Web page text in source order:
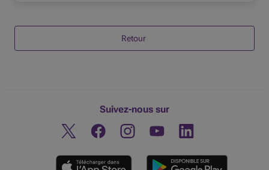
Retour
Suivez-nous sur
Twitter FacebookInstagramDécouvrez notre chaine
Linkedin